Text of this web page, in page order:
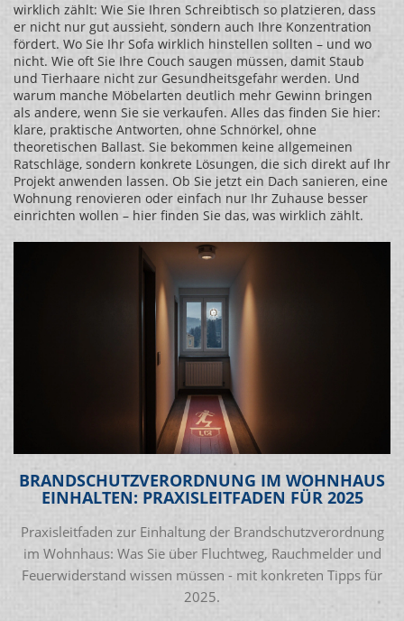
wirklich zählt: Wie Sie Ihren Schreibtisch so platzieren, dass
er nicht nur gut aussieht, sondern auch Ihre Konzentration
fördert. Wo Sie Ihr Sofa wirklich hinstellen sollten – und wo
nicht. Wie oft Sie Ihre Couch saugen müssen, damit Staub
und Tierhaare nicht zur Gesundheitsgefahr werden. Und
warum manche Möbelarten deutlich mehr Gewinn bringen
als andere, wenn Sie sie verkaufen. Alles das finden Sie hier:
klare, praktische Antworten, ohne Schnörkel, ohne
theoretischen Ballast. Sie bekommen keine allgemeinen
Ratschläge, sondern konkrete Lösungen, die sich direkt auf Ihr
Projekt anwenden lassen. Ob Sie jetzt ein Dach sanieren, eine
Wohnung renovieren oder einfach nur Ihr Zuhause besser
einrichten wollen – hier finden Sie das, was wirklich zählt.
BRANDSCHUTZVERORDNUNG IM WOHNHAUS
EINHALTEN: PRAXISLEITFADEN FÜR 2025
Praxisleitfaden zur Einhaltung der Brandschutzverordnung
im Wohnhaus: Was Sie über Fluchtweg, Rauchmelder und
Feuerwiderstand wissen müssen - mit konkreten Tipps für
2025.